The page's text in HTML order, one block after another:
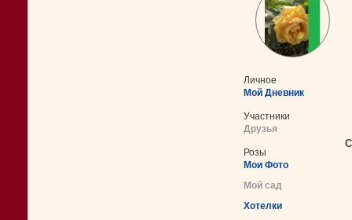
Личное
Мой Дневник
Участники
Друзья
Розы
Мои Фото
Мой сад
Хотелки